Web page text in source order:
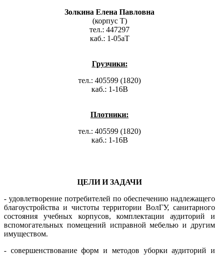
Золкина Елена Павловна
(корпус Т)
тел.: 447297
каб.: 1-05аТ
Грузчики:
тел.: 405599 (1820)
каб.: 1-16В
Плотники:
тел.: 405599 (1820)
каб.: 1-16В
ЦЕЛИ И ЗАДАЧИ
- удовлетворение потребителей по обеспечению надлежащего
благоустройства и чистоты территории ВолГУ, санитарного
состояния учебных корпусов, комплектации аудиторий и
вспомогательных помещений исправной мебелью и другим
имуществом.
- совершенствование форм и методов уборки аудиторий и